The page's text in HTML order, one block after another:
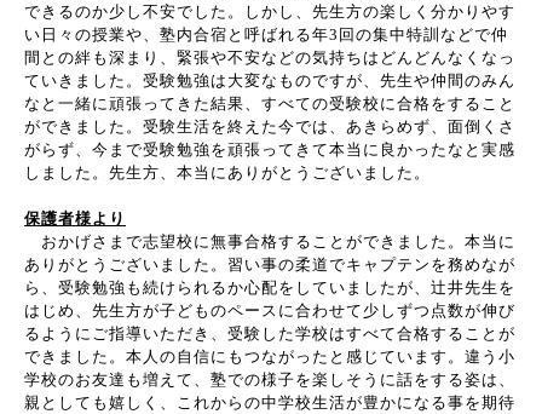
できるのか少し不安でした。しかし、先生方の楽しく分かりやす
い日々の授業や、塾内合宿と呼ばれる年3 回の集中特訓などで仲
間との絆も深まり、緊張や不安などの気持ちはどんどんなくなっ
ていきました。受験勉強は大変なものですが、先生や仲間のみん
なと一緒に頑張ってきた結果、すべての受験校に合格をすること
ができました。受験生活を終えた今では、あきらめず、面倒くさ
がらず、今まで受験勉強を頑張ってきて本当に良かったなと実感
しました。先生方、本当にありがとうございました。
保護者様より
おかげさまで志望校に無事合格することができました。本当に
ありがとうございました。習い事の柔道でキャプテンを務めなが
ら、受験勉強も続けられるか心配をしていましたが、辻井先生を
はじめ、先生方が子どものペースに合わせて少しずつ点数が伸び
るようにご指導いただき、受験した学校はすべて合格することが
できました。本人の自信にもつながったと感じています。違う小
学校のお友達も増えて、塾での様子を楽しそうに話をする姿は、
親としても嬉しく、これからの中学校生活が豊かになる事を期待